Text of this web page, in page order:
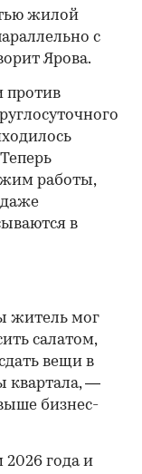
жилой
с
Ярова.
против
работы,
в
житель мог
салатом,
вещи в
квартала, —
бизнес-
года и